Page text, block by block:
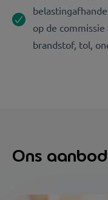
op de
brandstof, tol,
Ons